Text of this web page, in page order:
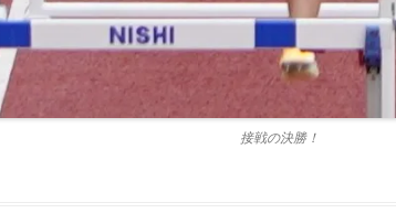
接戦の決勝！